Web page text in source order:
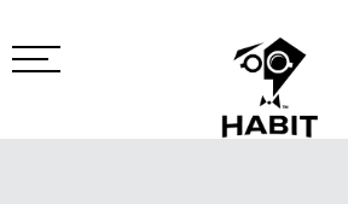
στο
περιεχόμενο